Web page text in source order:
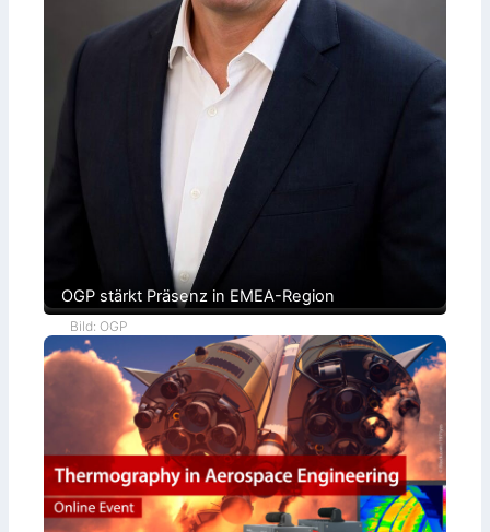
OGP stärkt Präsenz in EMEA-Region
Bild: OGP